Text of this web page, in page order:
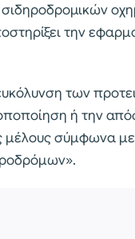
την
των
ή την
μέλους σύμφωνα